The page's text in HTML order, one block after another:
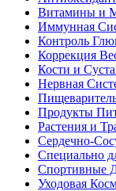
Витамины и
Иммунная
Контроль
Коррекция
Кости и
Нервная
Продукты
Растения и
Сердечно-
Специально
Спортивные
Уходовая